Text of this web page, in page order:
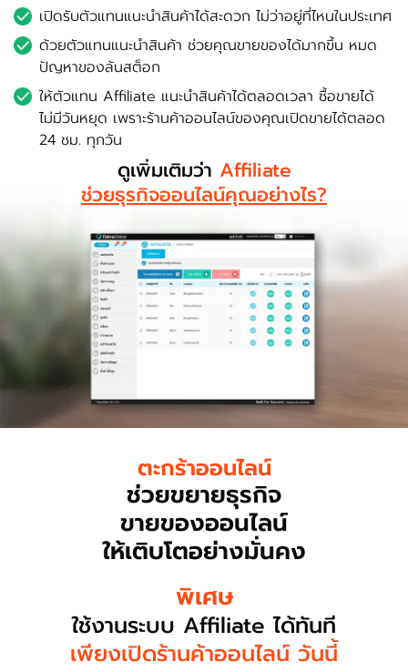
เปิดรับตัวแทนแนะนำสินค้าได้สะดวก ไม่ว่าอยู่ที่ไหนในประเทศ
ด้วยตัวแทนแนะนำสินค้า ช่วยคุณขายของได้มากขึ้น หมด
ปัญหาของล้นสต็อก
ให้ตัวแทน Affiliate แนะนำสินค้าได้ตลอดเวลา ซื้อขายได้
ไม่มีวันหยุด เพราะร้านค้าออนไลน์ของคุณเปิดขายได้ตลอด
24 ชม. ทุกวัน
ดูเพิ่มเติมว่า Affiliate
ช่วยธุรกิจออนไลน์คุณอย่างไร?
ตะกร้าออนไลน์
ช่วยขยายธุรกิจ
ขายของออนไลน์
ให้เติบโตอย่างมั่นคง
พิเศษ
ใช้งานระบบ Affiliate ได้ทันที
เพียงเปิดร้านค้าออนไลน์ วันนี้